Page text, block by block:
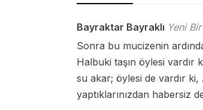
Bayraktar Bayraklı Yeni
Sonra bu mucizenin
Halbuki taşın öylesi vardır
su akar; öylesi de vardır ki,
yaptıklarınızdan habersiz